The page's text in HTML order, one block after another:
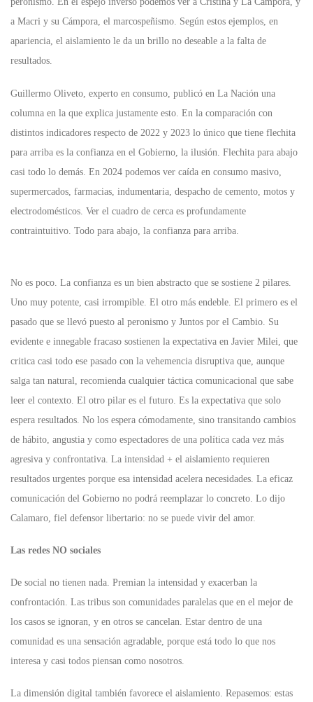
a Macri y su Cámpora, el marcospeñismo. Según estos ejemplos, en
apariencia, el aislamiento le da un brillo no deseable a la falta de
resultados.
Guillermo Oliveto, experto en consumo, publicó en La Nación una
columna en la que explica justamente esto. En la comparación con
distintos indicadores respecto de 2022 y 2023 lo único que tiene flechita
para arriba es la confianza en el Gobierno, la ilusión. Flechita para abajo
casi todo lo demás. En 2024 podemos ver caída en consumo masivo,
supermercados, farmacias, indumentaria, despacho de cemento, motos y
electrodomésticos. Ver el cuadro de cerca es profundamente
contraintuitivo. Todo para abajo, la confianza para arriba.
No es poco. La confianza es un bien abstracto que se sostiene 2 pilares.
Uno muy potente, casi irrompible. El otro más endeble. El primero es el
pasado que se llevó puesto al peronismo y Juntos por el Cambio. Su
evidente e innegable fracaso sostienen la expectativa en Javier Milei, que
critica casi todo ese pasado con la vehemencia disruptiva que, aunque
salga tan natural, recomienda cualquier táctica comunicacional que sabe
leer el contexto. El otro pilar es el futuro. Es la expectativa que solo
espera resultados. No los espera cómodamente, sino transitando cambios
de hábito, angustia y como espectadores de una política cada vez más
agresiva y confrontativa. La intensidad + el aislamiento requieren
resultados urgentes porque esa intensidad acelera necesidades. La eficaz
comunicación del Gobierno no podrá reemplazar lo concreto. Lo dijo
Calamaro, fiel defensor libertario: no se puede vivir del amor.
Las redes NO sociales
De social no tienen nada. Premian la intensidad y exacerban la
confrontación. Las tribus son comunidades paralelas que en el mejor de
los casos se ignoran, y en otros se cancelan. Estar dentro de una
comunidad es una sensación agradable, porque está todo lo que nos
interesa y casi todos piensan como nosotros.
La dimensión digital también favorece el aislamiento. Repasemos: estas